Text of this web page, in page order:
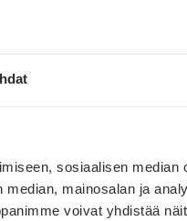
sosiaalisen median
mainosalan ja
voivat yhdistää